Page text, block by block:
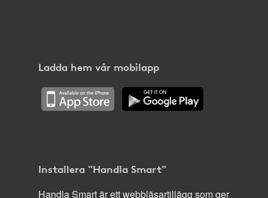
Ladda hem vår mobilapp
Installera "Handla Smart"
Handla Smart är ett webbläsartillägg som ger